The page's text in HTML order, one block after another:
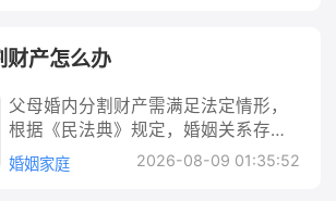
生产、经营、投资的收益，知识产权
归一方的除外）等。个人财产则包括
婚前个人财产、一方因人身损害获得
的赔偿或补偿、遗嘱或赠与合同中确
或股权转让（如企业解散或股东退
出）等。不同场景下的分割规则、法
律依据和处理方式差异显著，我们需
要先明确具体情境，才能针对性地讨
世且未留遗嘱，其个人银行存款、房
在法定婚姻关系，其财产分割问题主
时的财产分割不同，同性恋伴侣的财
产处理不适用“夫妻共同财产一人一
半”的原则，而是需要根据财产的实际
等）、选择公证处、申请受理、审查
核实及出具公证书。需注意协议需全
体共有人自愿签署、内容明确合法，
公证后具有较强证据效力。本文将详
细解析公证的法律意义、具体步骤、
注意事项及法律依据，助您顺利完成
财产怎么办
父母婚内分割财产需满足法定情形，
根据《民法典》规定，婚姻关系存续
期间，只有在一方隐藏、转移、变
卖、毁损、挥霍夫妻共同财产，或伪
婚姻家庭 2026-08-09 01:35:52